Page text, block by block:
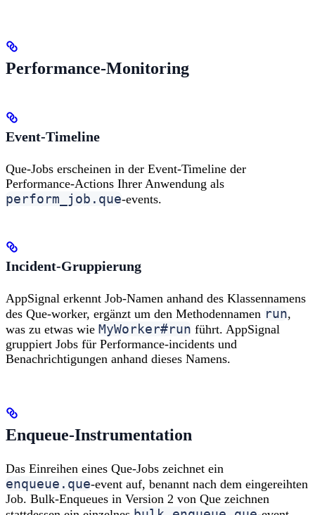
Performance-Monitoring
Event-Timeline
Que-Jobs erscheinen in der Event-Timeline der
Performance-Actions Ihrer Anwendung als
perform_job.que-events.
Incident-Gruppierung
AppSignal erkennt Job-Namen anhand des Klassennamens
des Que-worker, ergänzt um den Methodennamen run,
was zu etwas wie MyWorker#run führt. AppSignal
gruppiert Jobs für Performance-incidents und
Benachrichtigungen anhand dieses Namens.
Enqueue-Instrumentation
Das Einreihen eines Que-Jobs zeichnet ein
enqueue.que-event auf, benannt nach dem eingereihten
Job. Bulk-Enqueues in Version 2 von Que zeichnen